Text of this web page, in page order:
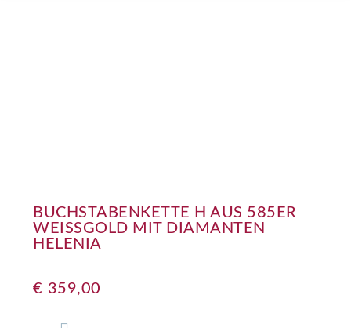
BUCHSTABENKETTE H AUS 585ER
WEISSGOLD MIT DIAMANTEN H
ELENIA
€ 359,00